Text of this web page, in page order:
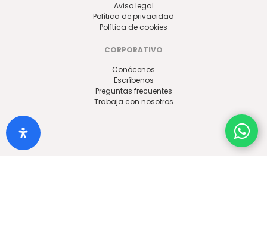
Aviso legal
Política de privacidad
Política de cookies
CORPORATIVO
Conócenos
Escríbenos
Preguntas frecuentes
Trabaja con nosotros